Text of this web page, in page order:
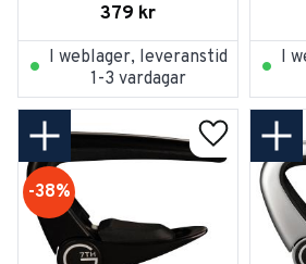
379 kr
I weblager, leveranstid
1-3 vardagar
I
38%
Lägg till i